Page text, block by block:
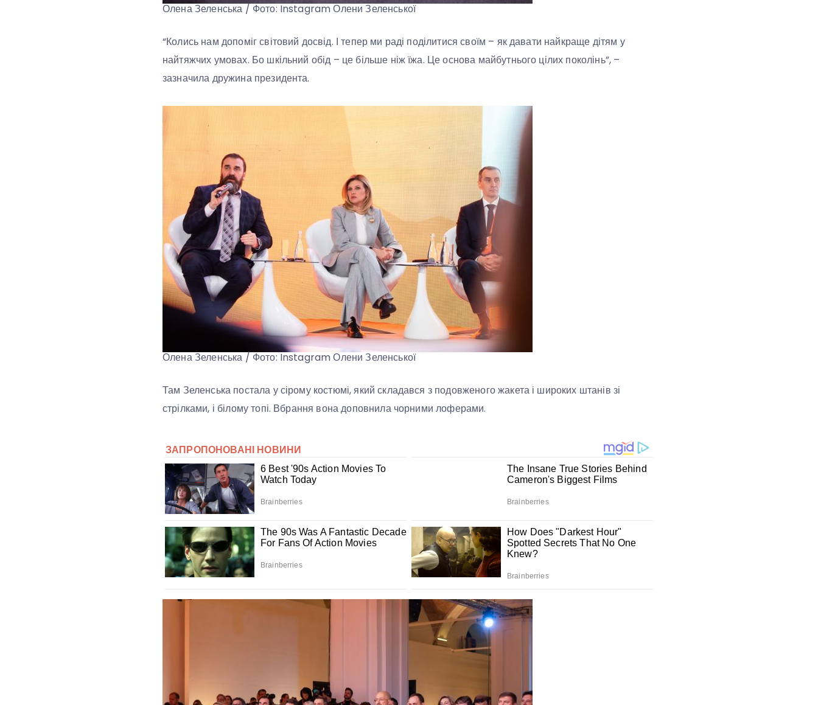
Олена Зеленська / Фото: Instagram Олени Зеленської
“Колись нам допоміг світовий досвід. І тепер ми раді поділитися своїм – як давати найкраще дітям у
найтяжчих умовах. Бо шкільний обід – це більше ніж їжа. Це основа майбутнього цілих поколінь”, –
зазначила дружина президента.
Олена Зеленська / Фото: Instagram Олени Зеленської
Там Зеленська постала у сірому костюмі, який складався з подовженого жакета і широких штанів зі
стрілками, і білому топі. Вбрання вона доповнила чорними лоферами.